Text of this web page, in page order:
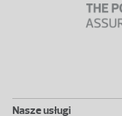
Nasze usługi